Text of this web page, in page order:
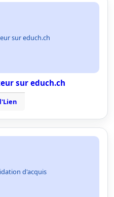
sur educh.ch
sur educh.ch
d'acquis